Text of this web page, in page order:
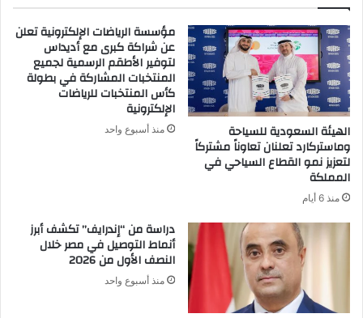
الهيئة السعودية للسياحة
وماستركارد تعلنان تعاوناً مشتركاً
لتعزيز نمو القطاع السياحي في
المملكة
منذ 6 أيام
مؤسسة الرياضات الإلكترونية تعلن
عن شراكة كبرى مع أديداس
لتوفير الأطقم الرسمية لجميع
المنتخبات المشاركة في بطولة
كأس المنتخبات للرياضات
الإلكترونية
منذ أسبوع واحد
دراسة من “إندرايف” تكشف أبرز
أنماط التوصيل في مصر خلال
النصف الأول من 2026
منذ أسبوع واحد